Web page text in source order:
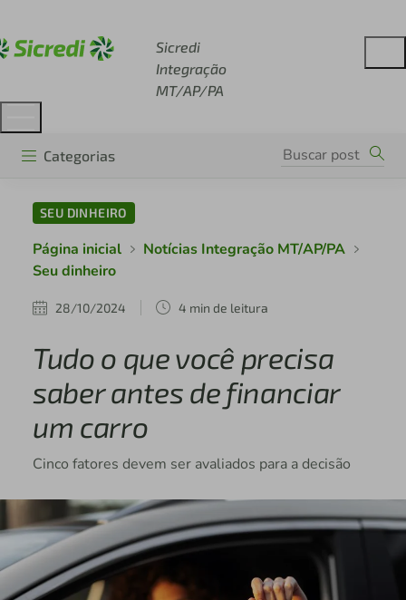
Sicredi
Integração
MT/AP/PA
Categorias
SEU DINHEIRO
Página inicial
Notícias Integração MT/AP/PA
Seu dinheiro
28/10/2024 4 min de leitura
Tudo o que você precisa
saber antes de financiar
um carro
Cinco fatores devem ser avaliados para a decisão